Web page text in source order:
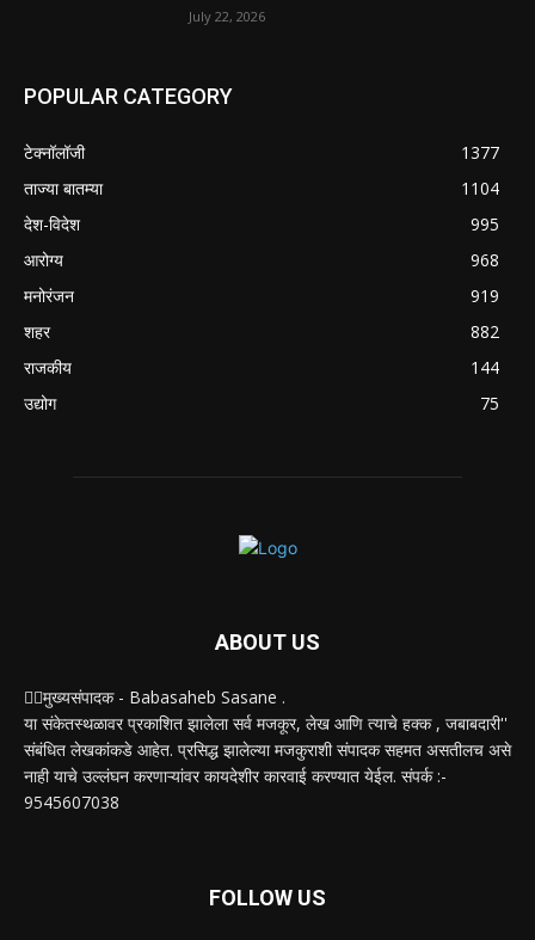
July 22, 2026
POPULAR CATEGORY
टेक्नॉलॉजी
1377
ताज्या बातम्या
1104
देश-विदेश
995
आरोग्य
968
मनोरंजन
919
शहर
882
राजकीय
144
उद्योग
75
ABOUT US
✍🏻मुख्यसंपादक - Babasaheb Sasane .
या संकेतस्थळावर प्रकाशित झालेला सर्व मजकूर, लेख आणि त्याचे हक्क , जबाबदारी''
संबंधित लेखकांकडे आहेत. प्रसिद्ध झालेल्या मजकुराशी संपादक सहमत असतीलच असे
नाही याचे उल्लंघन करणाऱ्यांवर कायदेशीर कारवाई करण्यात येईल. संपर्क :-
9545607038
FOLLOW US